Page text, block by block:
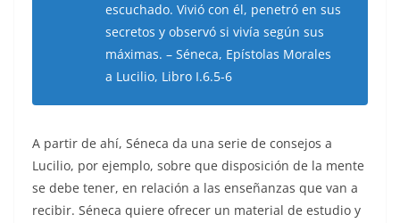
escuchado. Vivió con él, penetró en sus
secretos y observó si vivía según sus
máximas. – Séneca, Epístolas Morales
a Lucilio, Libro I.6.5-6
A partir de ahí, Séneca da una serie de consejos a
Lucilio, por ejemplo, sobre que disposición de la mente
se debe tener, en relación a las enseñanzas que van a
recibir. Séneca quiere ofrecer un material de estudio y